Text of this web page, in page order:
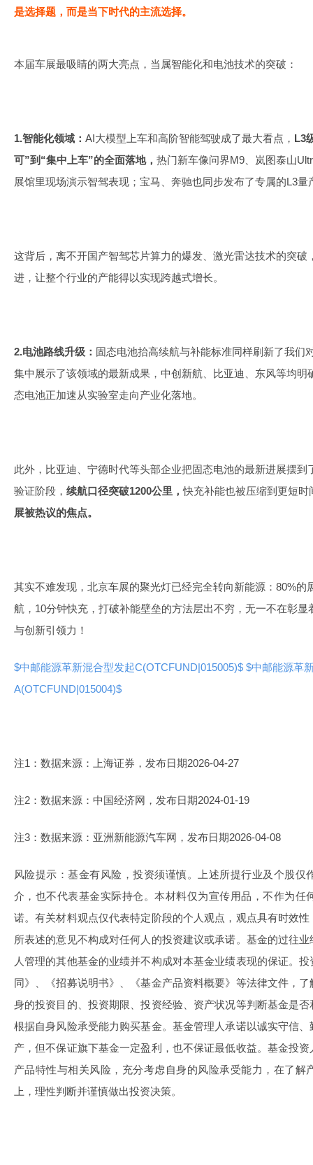
是选择题，而是当下时代的主流选择。
本届车展最吸睛的两大亮点，当属智能化和电池技术的突破：
1.智能化领域： AI大模型上车和高阶智能驾驶成了最大看点， L3
可”到“集中上车”的全面落地， 热门新车像问界M9、岚图泰山
展馆里现场演示智驾表现；宝马、奔驰也同步发布了专属的L3量
这背后，离不开国产智驾芯片算力的爆发、激光雷达技术的突破
进，让整个行业的产能得以实现跨越式增长。
2.电池路线升级： 固态电池抬高续航与补能标准同样刷新了我们
集中展示了该领域的最新成果，中创新航、比亚迪、东风等均明
态电池正加速从实验室走向产业化落地。
此外，比亚迪、宁德时代等头部企业把固态电池的最新进展摆
验证阶段， 续航口径突破1200公里，快充补能也被压缩到更短时
展被热议的焦点。
其实不难发现，北京车展的聚光灯已经完全转向新能源：80%的
航，10分钟快充，打破补能壁垒的方法层出不穷，无一不在彰
与创新引领力！
$中邮能源革新混合型发起C(OTCFUND|015005)$ $中邮能源革
A(OTCFUND|015004)$
注1：数据来源：上海证券，发布日期2026-04-27
注2：数据来源：中国经济网，发布日期2024-01-19
注3：数据来源：亚洲新能源汽车网，发布日期2026-04-08
风险提示：基金有风险，投资须谨慎。上述所提行业及个股仅
介，也不代表基金实际持仓。本材料仅为宣传用品，不作为任
诺。有关材料观点仅代表特定阶段的个人观点，观点具有时效
所表述的意见不构成对任何人的投资建议或承诺。基金的过往
人管理的其他基金的业绩并不构成对本基金业绩表现的保证。
同》、《招募说明书》、《基金产品资料概要》等法律文件，
身的投资目的、投资期限、投资经验、资产状况等判断基金是
根据自身风险承受能力购买基金。基金管理人承诺以诚实守信
产，但不保证旗下基金一定盈利，也不保证最低收益。基金投
产品特性与相关风险，充分考虑自身的风险承受能力，在了解
上，理性判断并谨慎做出投资决策。